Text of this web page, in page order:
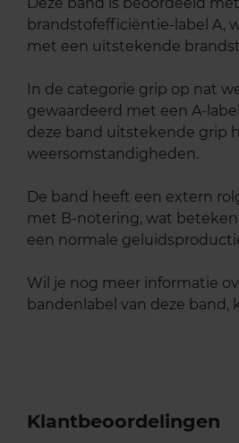
brandstofefficiëntie-label A,
met een uitstekende
In de categorie grip op nat
gewaardeerd met een A-
deze band uitstekende grip
weersomstandigheden.
De band heeft een extern
met B-notering, wat
een normale
Wil je nog meer informatie
bandenlabel van deze band,
Klantbeoordelingen